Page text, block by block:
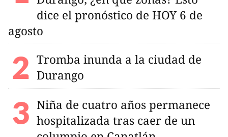
dice el pronóstico de HOY 6 de
agosto
Tromba inunda a la ciudad de
Durango
Niña de cuatro años permanece
hospitalizada tras caer de un